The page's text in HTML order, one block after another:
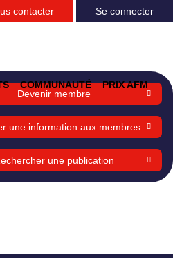
contacter Se connecter
COMMUNAUTÉ PRIX AFM
Devenir membre
une information aux membres
une publication